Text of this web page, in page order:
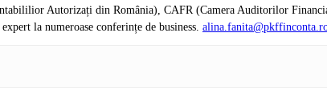
Autorizați din România), CAFR (Camera Auditorilor
la numeroase conferințe de business.